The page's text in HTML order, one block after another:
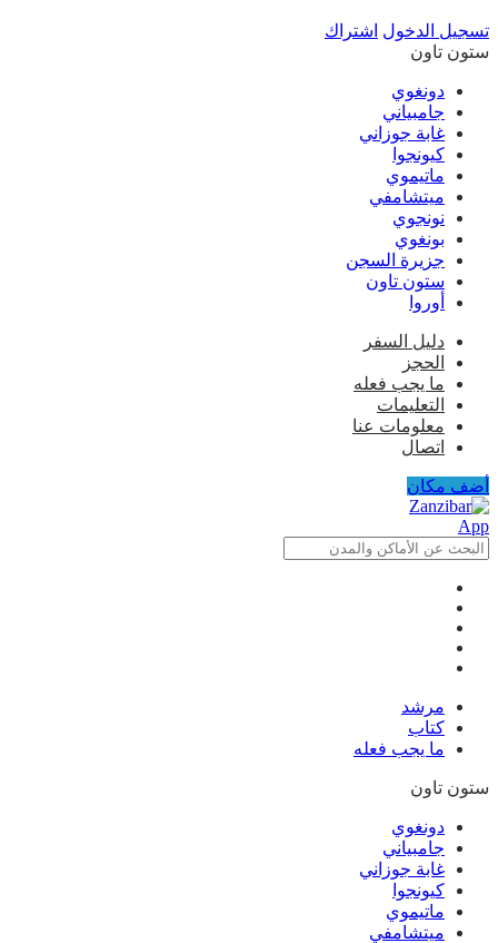
تسجيل الدخول اشتراك
ستون تاون
دونغوي
جامبياني
غابة جوزاني
كيونجوا
ماتيموي
ميتشامفي
نونجوي
بونغوي
جزيرة السجن
ستون تاون
أوروا
دليل السفر
الحجز
ما يجب فعله
التعليمات
معلومات عنا
اتصال
أضف مكان
مرشد
كتاب
ما يجب فعله
ستون تاون
دونغوي
جامبياني
غابة جوزاني
كيونجوا
ماتيموي
ميتشامفي